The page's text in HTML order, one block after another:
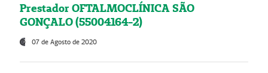
Prestador OFTALMOCLÍNICA SÃO
GONÇALO (55004164-2)
07 de Agosto de 2020